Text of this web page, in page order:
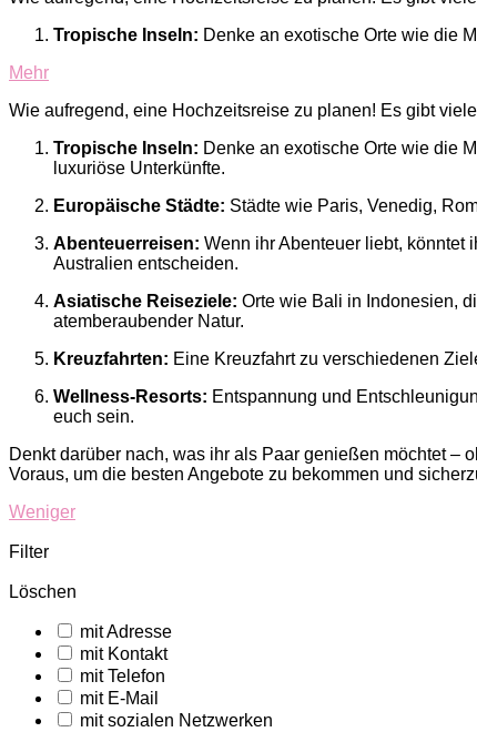
Tropische Inseln: Denke an exotische Orte wie die
Mehr
Wie aufregend, eine Hochzeitsreise zu planen! Es gibt
Tropische Inseln: Denke an exotische Orte wie die
luxuriöse Unterkünfte.
Europäische Städte: Städte wie Paris, Venedig,
Abenteuerreisen: Wenn ihr Abenteuer liebt, könntet
Australien entscheiden.
Asiatische Reiseziele: Orte wie Bali in Indonesien,
atemberaubender Natur.
Kreuzfahrten: Eine Kreuzfahrt zu verschiedenen
Wellness-Resorts: Entspannung und
euch sein.
Denkt darüber nach, was ihr als Paar genießen möchtet –
Voraus, um die besten Angebote zu bekommen und
Weniger
Filter
Löschen
mit Adresse
mit Kontakt
mit Telefon
mit E-Mail
mit sozialen Netzwerken